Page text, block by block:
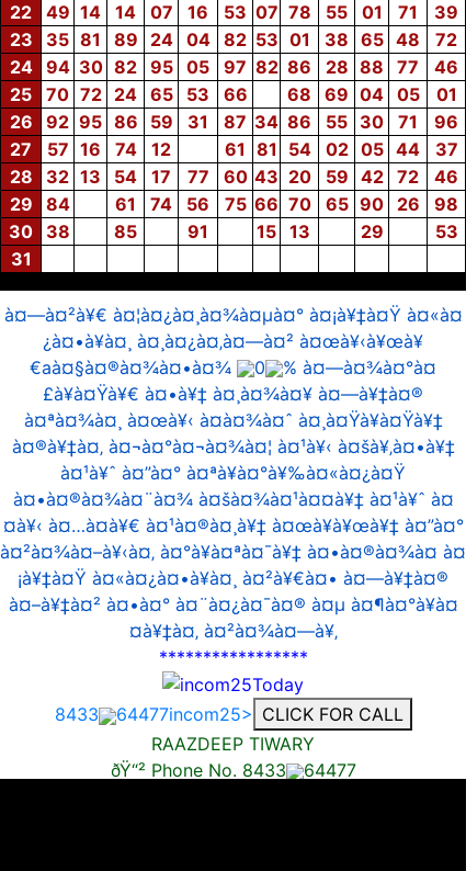
22
49 14 14 07 16 53 07 78 55 01 71
39
23
35 81 89 24 04 82 53 01 38 65 48
72
24
94 30 82 95 05 97 82 86 28 88 77
46
25
70 72 24 65 53 66 68 69 04 05
01
26
92 95 86 59 31 87 34 86 55 30 71
96
27
57 16 74 12 61 81 54 02 05 44
37
28
32 13 54 17 77 60 43 20 59 42 72
46
29
84 61 74 56 75 66 70 65 90 26
98
30
38 85 91 15 13 29
53
31
à¤—à¤²à¥€ à¤¦à¤¿à¤¸à¤¾à¤µà¤° à¤¡à¥‡à¤Ÿ à¤«à¤
¿à¤•à¥à¤¸ à¤¸à¤¿à¤‚à¤—à¤² à¤œà¥‹à¥œà¥
€aà¤§à¤®à¤¾à¤•à¤¾
0
% à¤—à¤¾à¤°à¤
£à¥à¤Ÿà¥€ à¤•à¥‡ à¤¸à¤¾à¤¥ à¤—à¥‡à¤®
à¤ªà¤¾à¤¸ à¤œà¥‹ à¤­à¤¾à¤ˆ à¤¸à¤Ÿà¥à¤Ÿà¥‡
à¤®à¥‡à¤‚ à¤¬à¤°à¤¬à¤¾à¤¦ à¤¹à¥‹ à¤šà¥‚à¤•à¥‡
à¤¹à¥ˆ à¤”à¤° à¤ªà¥à¤°à¥‰à¤«à¤¿à¤Ÿ
à¤•à¤®à¤¾à¤¨à¤¾ à¤šà¤¾à¤¹à¤¤à¥‡ à¤¹à¥ˆ à¤
¤à¥‹ à¤…à¤­à¥€ à¤¹à¤®à¤¸à¥‡ à¤œà¥à¥œà¥‡ à¤”à¤°
à¤²à¤¾à¤–à¥‹à¤‚ à¤°à¥à¤ªà¤¯à¥‡ à¤•à¤®à¤¾à¤ à¤
¡à¥‡à¤Ÿ à¤«à¤¿à¤•à¥à¤¸ à¤²à¥€à¤• à¤—à¥‡à¤®
à¤–à¥‡à¤² à¤•à¤° à¤¨à¤¿à¤¯à¤® à¤µ à¤¶à¤°à¥à¤
¤à¥‡à¤‚ à¤²à¤¾à¤—à¥‚
*****************
8433 64477incom25> CLICK FOR CALL
RAAZDEEP TIWARY
ðŸ“² Phone No. 8433
64477